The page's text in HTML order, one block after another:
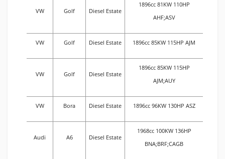
VW Golf Diesel Estate
1896cc 81KW 110HP
AHF;ASV
VW Golf Diesel Estate 1896cc 85KW 115HP AJM
VW Golf Diesel Estate
1896cc 85KW 115HP
AJM;AUY
VW Bora Diesel Estate 1896cc 96KW 130HP ASZ
Audi A6 Diesel Estate
1968cc 100KW 136HP
BNA;BRF;CAGB